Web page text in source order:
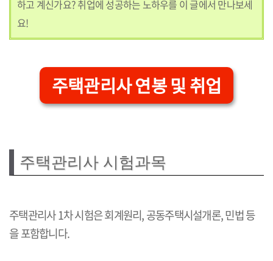
하고 계신가요? 취업에 성공하는 노하우를 이 글에서 만나보세
요!
주택관리사 연봉 및 취업
주택관리사 시험과목
주택관리사 1차 시험은 회계원리, 공동주택시설개론, 민법 등
을 포함합니다.